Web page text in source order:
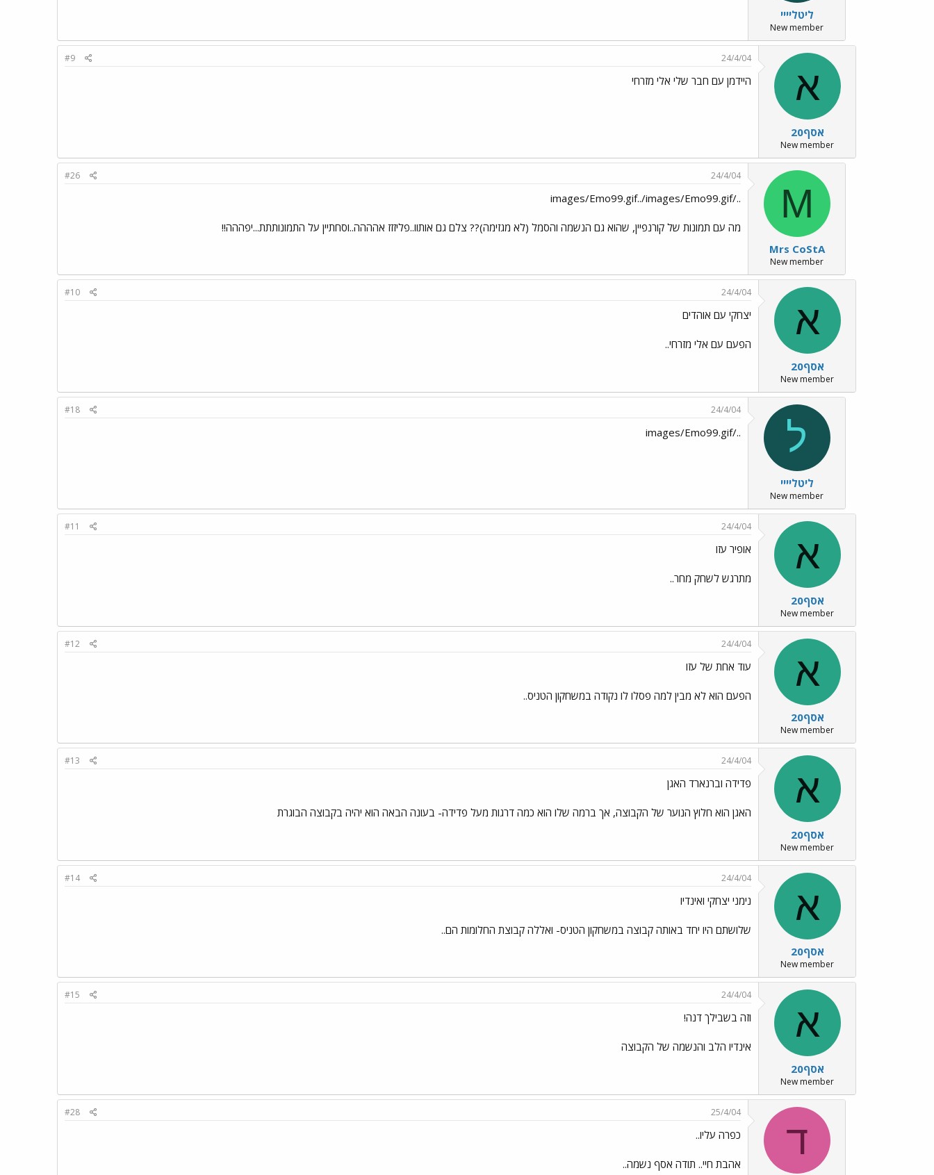
ליטליייי
New member
א
אסף20
New member
24/4/04
#9
היידמן עם חבר שלי אלי מזרחי
M
Mrs CoStA
New member
24/4/04
#26
../images/Emo99.gif../images/Emo99.gif
מה עם תמונות של קורנפיין, שהוא גם הנשמה והסמל (לא מגזימה)?? צלם גם אותוו..פליזזז אהההה..וסחתיין על התמונותתת...יפההה!!
א
אסף20
New member
24/4/04
#10
יצחקי עם אוהדים
הפעם עם אלי מזרחי..
ל
ליטליייי
New member
24/4/04
#18
../images/Emo99.gif
א
אסף20
New member
24/4/04
#11
אופיר עזו
מתרגש לשחק מחר..
א
אסף20
New member
24/4/04
#12
עוד אחת של עזו
הפעם הוא לא מבין למה פסלו לו נקודה במשחקון הטניס..
א
אסף20
New member
24/4/04
#13
פדידה וברנארד האגן
האגן הוא חלוץ הנוער של הקבוצה, אך ברמה שלו הוא כמה דרגות מעל פדידה- בעונה הבאה הוא יהיה בקבוצה הבוגרת
א
אסף20
New member
24/4/04
#14
נימני יצחקי ואינדיו
שלושתם היו יחד באותה קבוצה במשחקון הטניס- ואללה קבוצת החלומות הם..
א
אסף20
New member
24/4/04
#15
וזה בשבילך דנה!
אינדיו הלב והנשמה של הקבוצה
ד
25/4/04
#28
כפרה עליו..
אהבת חיי.. תודה אסף נשמה..